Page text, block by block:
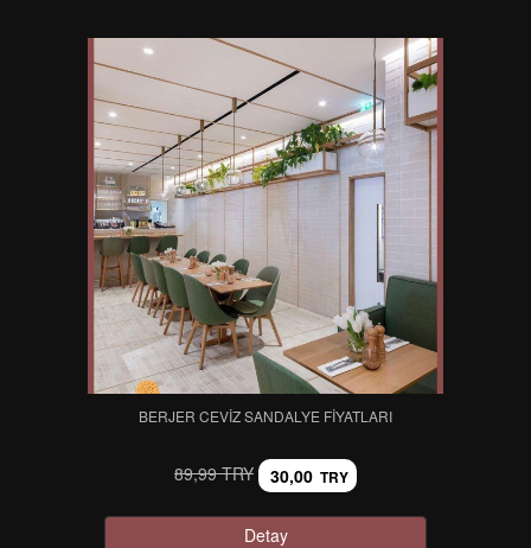
BERJER CEVIZ SANDALYE FIYATLARI
89,99 TRY 30,00 TRY
Detay